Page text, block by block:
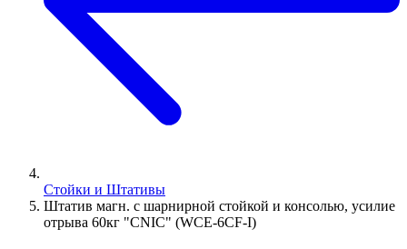
Стойки и Штативы
Штатив магн. с шарнирной стойкой и консолью, усилие
отрыва 60кг "CNIC" (WCE-6CF-I)